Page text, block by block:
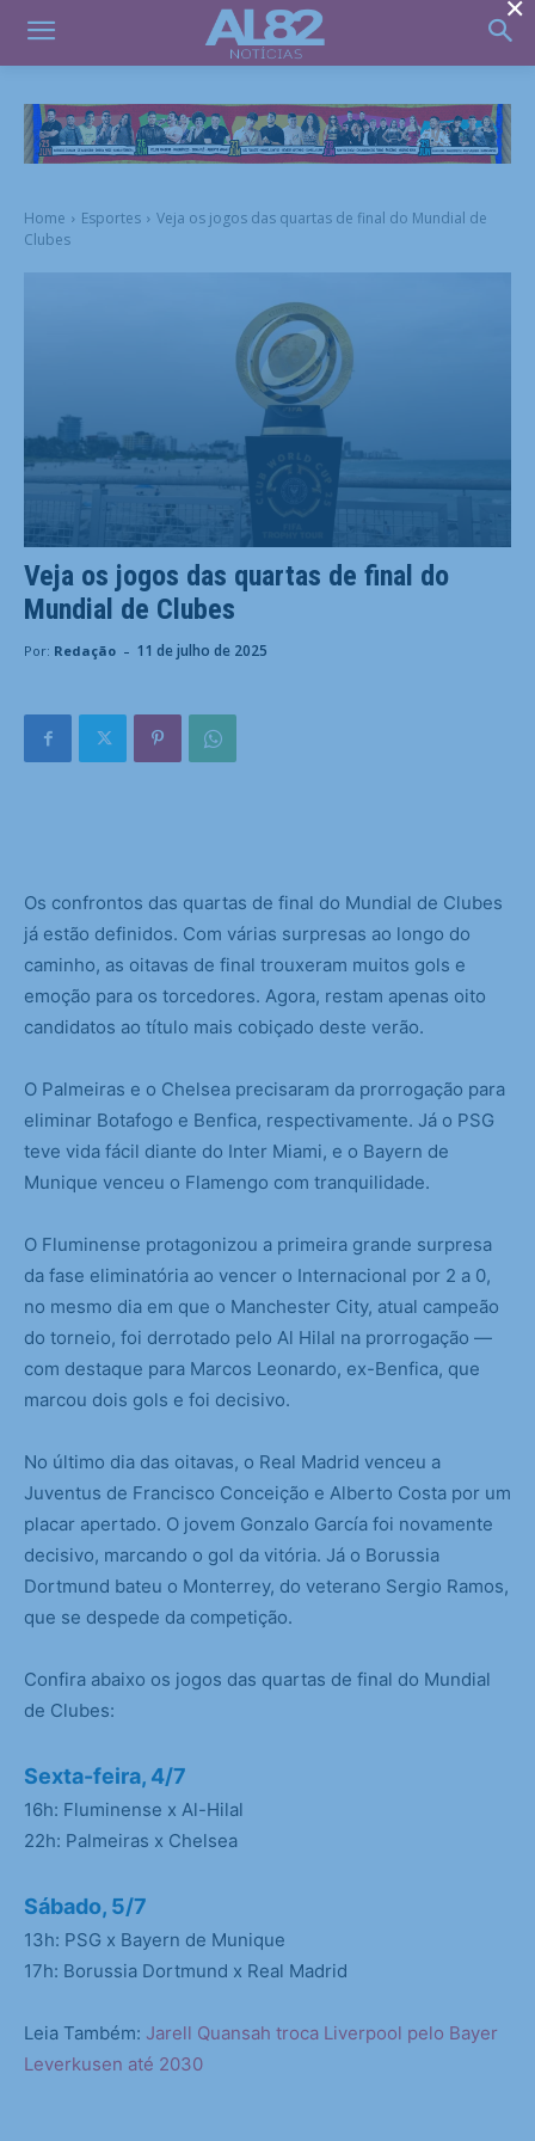
Home Esportes
Veja os jogos das quartas de final do Mundial de
Clubes
Veja os jogos das quartas de final do
Mundial de Clubes
Por: Redação - 11 de julho de 2025
Os confrontos das quartas de final do Mundial de Clubes
já estão definidos. Com várias surpresas ao longo do
caminho, as oitavas de final trouxeram muitos gols e
emoção para os torcedores. Agora, restam apenas oito
candidatos ao título mais cobiçado deste verão.
O Palmeiras e o Chelsea precisaram da prorrogação para
eliminar Botafogo e Benfica, respectivamente. Já o PSG
teve vida fácil diante do Inter Miami, e o Bayern de
Munique venceu o Flamengo com tranquilidade.
O Fluminense protagonizou a primeira grande surpresa
da fase eliminatória ao vencer o Internacional por 2 a 0,
no mesmo dia em que o Manchester City, atual campeão
do torneio, foi derrotado pelo Al Hilal na prorrogação —
com destaque para Marcos Leonardo, ex-Benfica, que
marcou dois gols e foi decisivo.
No último dia das oitavas, o Real Madrid venceu a
Juventus de Francisco Conceição e Alberto Costa por um
placar apertado. O jovem Gonzalo García foi novamente
decisivo, marcando o gol da vitória. Já o Borussia
Dortmund bateu o Monterrey, do veterano Sergio Ramos,
que se despede da competição.
Confira abaixo os jogos das quartas de final do Mundial
de Clubes:
Sexta-feira, 4/7
16h: Fluminense x Al-Hilal
22h: Palmeiras x Chelsea
Sábado, 5/7
13h: PSG x Bayern de Munique
17h: Borussia Dortmund x Real Madrid
Leia Também: Jarell Quansah troca Liverpool pelo Bayer
Leverkusen até 2030